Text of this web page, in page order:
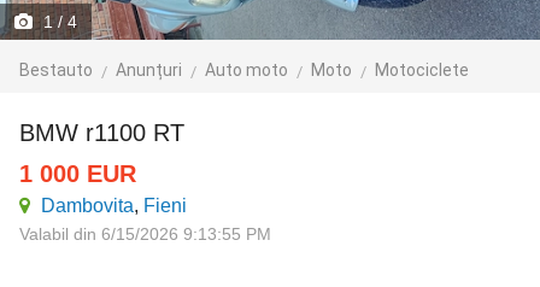
1/ 4
Bestauto Anunțuri Auto moto Moto Motociclete
BMW r1100 RT
1 000 EUR
Dambovita, Fieni
Valabil din 6/15/2026 9:13:55 PM